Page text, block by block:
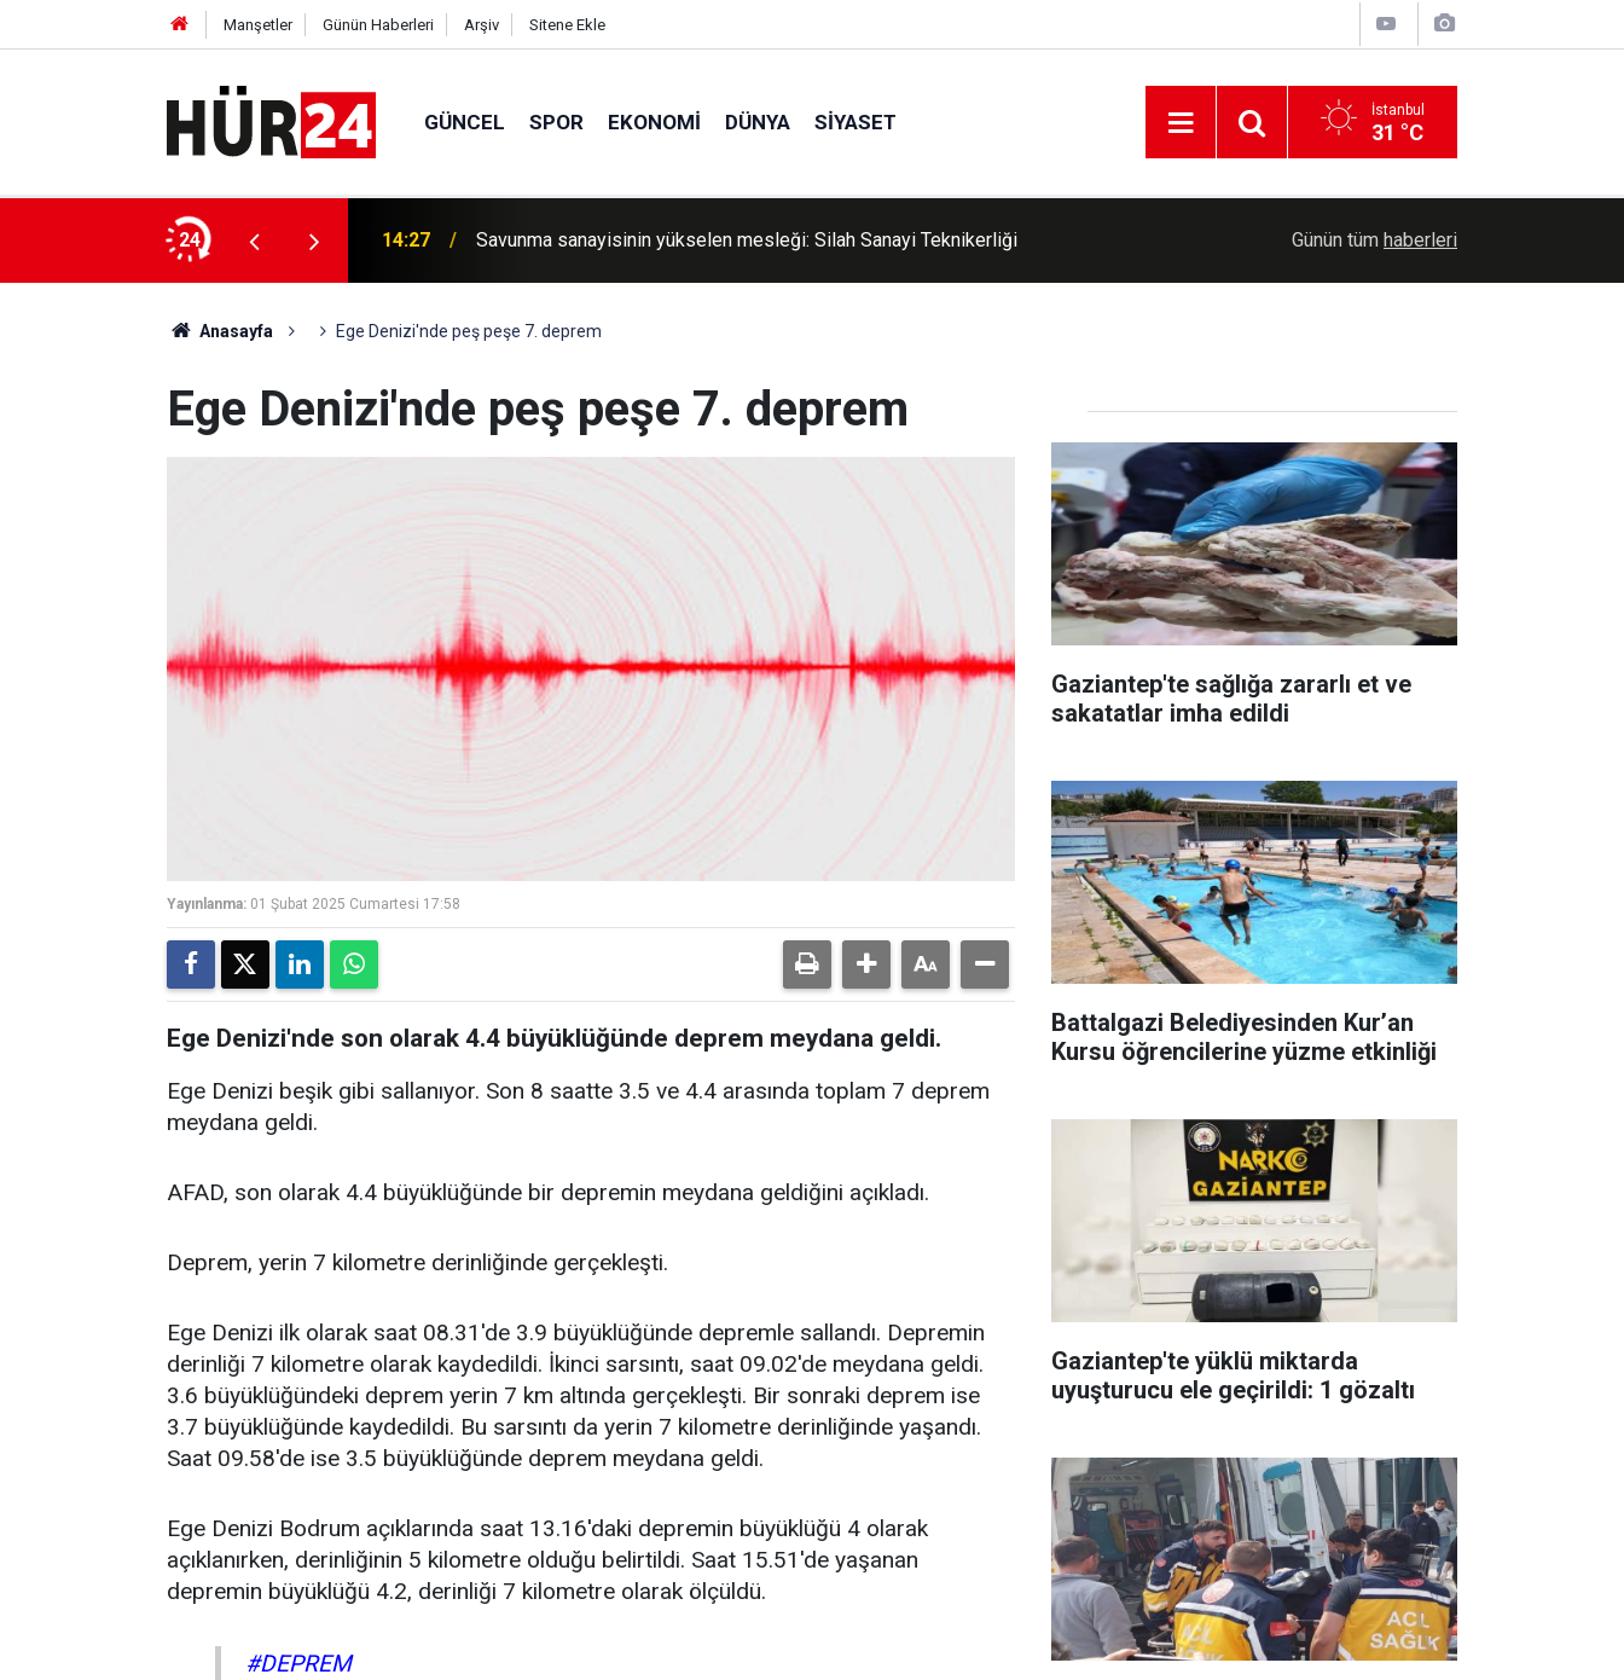
Manşetler Günün Haberleri Arşiv Sitene Ekle
GÜNCEL SPOR EKONOMI DÜNYA SIYASET İstanbul
31 °C
24
Silah Sanayi Teknikerliği 14:09 Battalgazi Belediyesinden Kur’an Kursu öğrencilerine yüzme etkinliği Gaziantep'te uyku bozuklukları laboratuvarı
Günün tüm haberleri
Anasayfa Ege Denizi'nde peş peşe 7. deprem
Ege Denizi'nde peş peşe 7. deprem
Yayınlanma: 01 Şubat 2025 Cumartesi 17:58
Ege Denizi'nde son olarak 4.4 büyüklüğünde deprem meydana geldi.
Ege Denizi beşik gibi sallanıyor. Son 8 saatte 3.5 ve 4.4 arasında toplam 7 deprem
meydana geldi.
AFAD, son olarak 4.4 büyüklüğünde bir depremin meydana geldiğini açıkladı.
Deprem, yerin 7 kilometre derinliğinde gerçekleşti.
Ege Denizi ilk olarak saat 08.31'de 3.9 büyüklüğünde depremle sallandı. Depremin
derinliği 7 kilometre olarak kaydedildi. İkinci sarsıntı, saat 09.02'de meydana geldi.
3.6 büyüklüğündeki deprem yerin 7 km altında gerçekleşti. Bir sonraki deprem ise
3.7 büyüklüğünde kaydedildi. Bu sarsıntı da yerin 7 kilometre derinliğinde yaşandı.
Saat 09.58'de ise 3.5 büyüklüğünde deprem meydana geldi.
Ege Denizi Bodrum açıklarında saat 13.16'daki depremin büyüklüğü 4 olarak
açıklanırken, derinliğinin 5 kilometre olduğu belirtildi. Saat 15.51'de yaşanan
depremin büyüklüğü 4.2, derinliği 7 kilometre olarak ölçüldü.
#DEPREM
Gaziantep'te sağlığa zararlı et ve
sakatatlar imha edildi
Battalgazi Belediyesinden Kur’an
Kursu öğrencilerine yüzme etkinliği
Gaziantep'te yüklü miktarda
uyuşturucu ele geçirildi: 1 gözaltı